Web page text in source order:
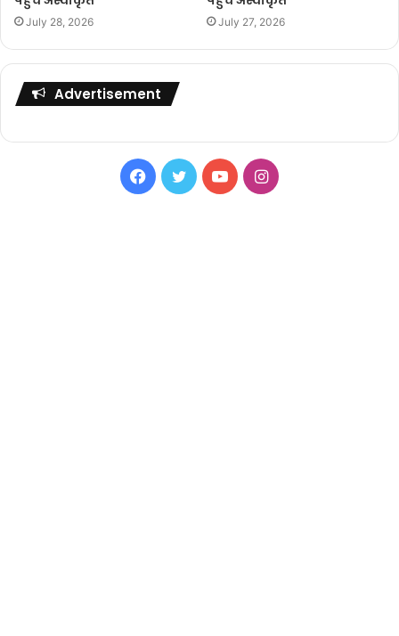
July 28, 2026 July 27, 2026
Advertisement
Facebook
TwitterYouTubeInstagram